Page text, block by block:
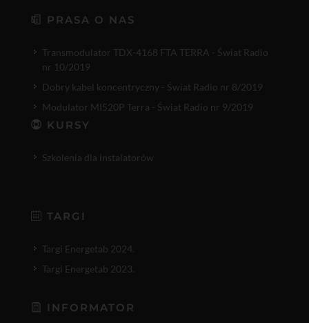
PRASA O NAS
Transmodulator TDX-4168 FTA TERRA - Świat Radio
nr 10/2019
Dobry kabel koncentryczny - Świat Radio nr 8/2019
Modulator MI520P Terra - Świat Radio nr 9/2019
KURSY
Szkolenia dla instalatorów
TARGI
Targi Energetab 2024.
Targi Energetab 2023.
INFORMATOR